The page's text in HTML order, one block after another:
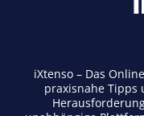
iXtenso – Das
praxisnahe Tipps